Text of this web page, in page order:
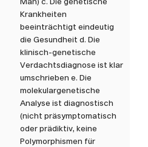
Krankheiten
beeinträchtigt eindeutig
die Gesundheit d. Die
klinisch-genetische
Verdachtsdiagnose ist klar
umschrieben e. Die
molekulargenetische
Analyse ist diagnostisch
(nicht präsymptomatisch
oder prädiktiv, keine
Polymorphismen für